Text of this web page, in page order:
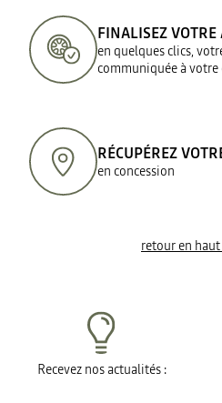
FINALISEZ VOTRE
en quelques clics,
communiquée à
RÉCUPÉREZ
en concession
retour en
Recevez nos actualités :